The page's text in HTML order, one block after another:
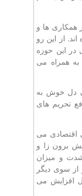
همکاری‌ ها و
از این‌ رو
در این حوزه
به همراه می
دل‌ خوش به
تحریم های
اقتصادی می‌
برون‌ زا و
و میزان
سوی دیگر
افزایش می